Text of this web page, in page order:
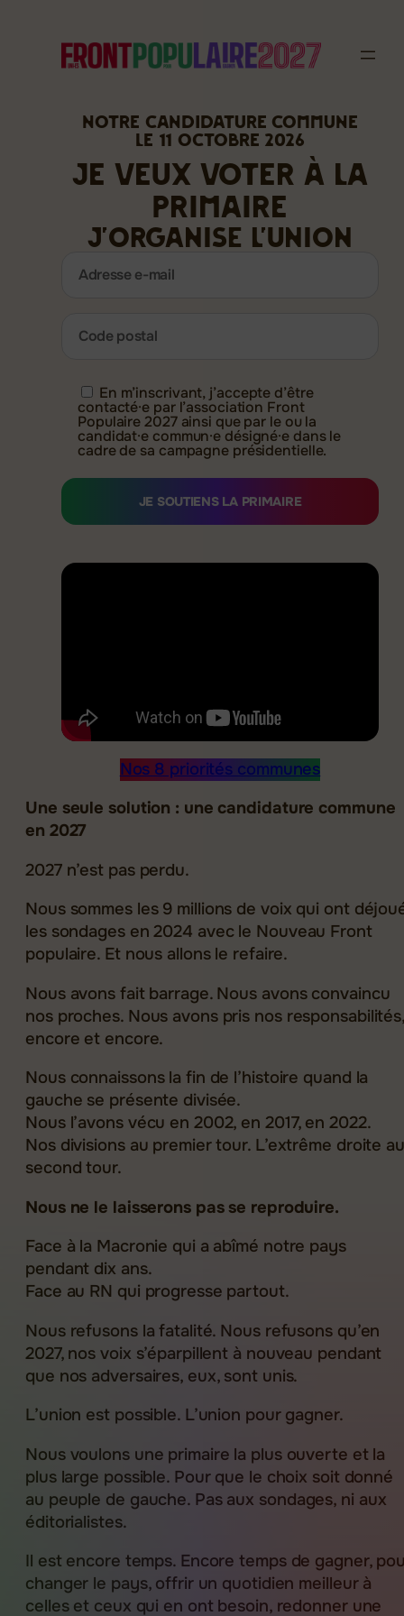
contenu
Notre candidature commune
Le 11 octobre 2026
Je veux voter à la
primaire
j’organise l’union
postal
RGPD
En m’inscrivant, j’accepte d’être
contacté·e par l’association Front
Populaire 2027 ainsi que par le ou la
candidat·e commun·e désigné·e dans le
cadre de sa campagne présidentielle.
Nos 8 priorités communes
Une seule solution : une candidature commune
en 2027
2027 n’est pas perdu.
Nous sommes les 9 millions de voix qui ont
les sondages en 2024 avec le Nouveau Front
populaire. Et nous allons le refaire.
Nous avons fait barrage. Nous avons convaincu
nos proches. Nous avons pris nos
encore et encore.
Nous connaissons la fin de l’histoire quand la
gauche se présente divisée.
Nous l’avons vécu en 2002, en 2017, en 2022.
Nos divisions au premier tour. L’extrême droite au
second tour.
Nous ne le laisserons pas se reproduire.
Face à la Macronie qui a abîmé notre pays
pendant dix ans.
Face au RN qui progresse partout.
Nous refusons la fatalité. Nous refusons qu’en
2027, nos voix s’éparpillent à nouveau pendant
que nos adversaires, eux, sont unis.
L’union est possible. L’union pour gagner.
Nous voulons une primaire la plus ouverte et la
plus large possible. Pour que le choix soit donné
au peuple de gauche. Pas aux sondages, ni aux
éditorialistes.
Il est encore temps. Encore temps de gagner,
changer le pays, offrir un quotidien meilleur à
celles et ceux qui en ont besoin, redonner une